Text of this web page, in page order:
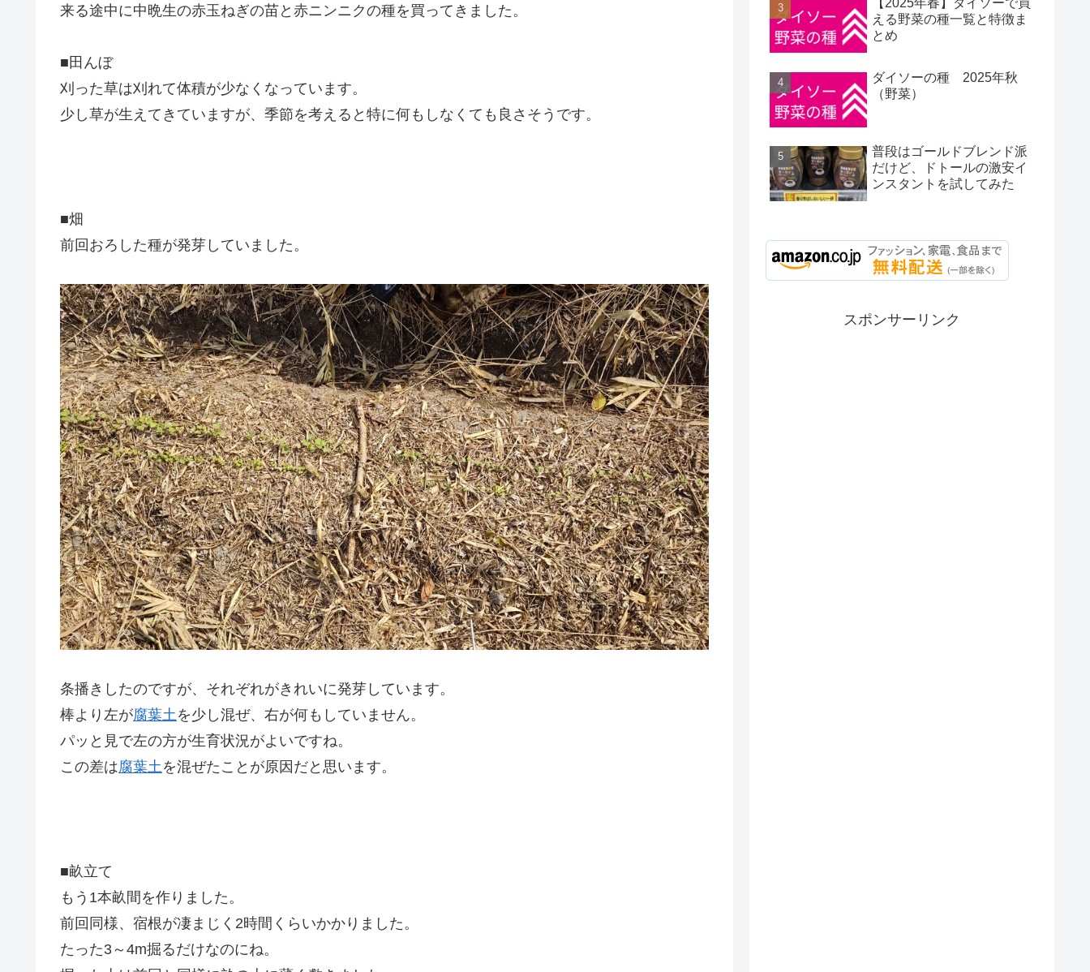
来る途中に中晩生の赤玉ねぎの苗と赤ニンニクの種を買ってきました。
■田んぼ
刈った草は刈れて体積が少なくなっています。
少し草が生えてきていますが、季節を考えると特に何もしなくても良さそうです。
■畑
前回おろした種が発芽していました。
条播きしたのですが、それぞれがきれいに発芽しています。
棒より左が腐葉土を少し混ぜ、右が何もしていません。
パッと見で左の方が生育状況がよいですね。
この差は腐葉土を混ぜたことが原因だと思います。
■畝立て
もう1本畝間を作りました。
前回同様、宿根が凄まじく2時間くらいかかりました。
たった3～4m掘るだけなのにね。
【2025年春】ダイソーで買
える野菜の種一覧と特徴ま
とめ
ダイソーの種 2025年秋
（野菜）
普段はゴールドブレンド派
だけど、ドトールの激安イ
ンスタントを試してみた
スポンサーリンク